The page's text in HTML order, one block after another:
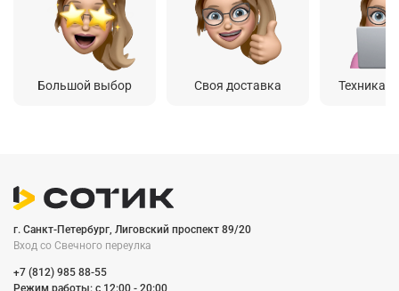
Большой выбор Своя доставка Техника
г. Санкт-Петербург, Лиговский проспект 89/20
Вход со Cвечного переулка
+7 (812) 985 88-55
Режим работы: c 12:00 - 20:00